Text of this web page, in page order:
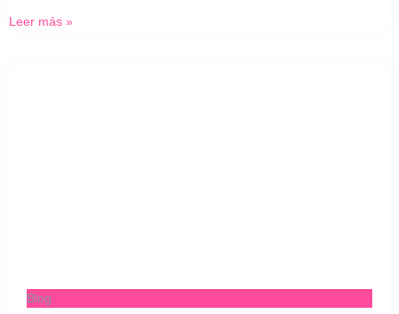
Leer más »
Blog